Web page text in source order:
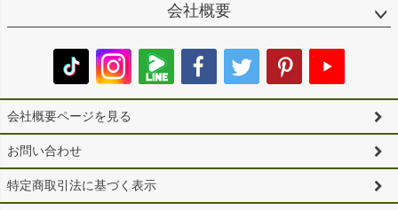
会社概要
会社概要ページを見る
お問い合わせ
特定商取引法に基づく表示